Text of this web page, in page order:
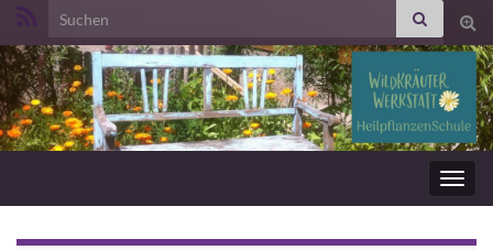
Search for: